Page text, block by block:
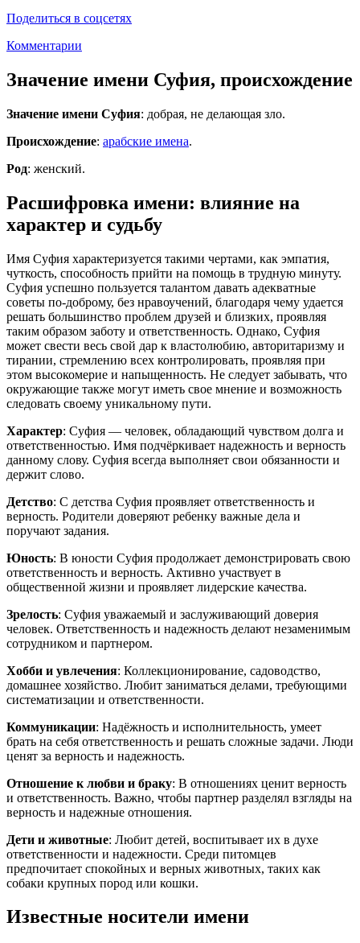
Поделиться в соцсетях
Комментарии
Значение имени Суфия, происхождение
Значение имени Суфия: добрая, не делающая зло.
Происхождение: арабские имена.
Род: женский.
Расшифровка имени: влияние на
характер и судьбу
Имя Суфия характеризуется такими чертами, как эмпатия,
чуткость, способность прийти на помощь в трудную минуту.
Суфия успешно пользуется талантом давать адекватные
советы по-доброму, без нравоучений, благодаря чему удается
решать большинство проблем друзей и близких, проявляя
таким образом заботу и ответственность. Однако, Суфия
может свести весь свой дар к властолюбию, авторитаризму и
тирании, стремлению всех контролировать, проявляя при
этом высокомерие и напыщенность. Не следует забывать, что
окружающие также могут иметь свое мнение и возможность
следовать своему уникальному пути.
Характер: Суфия — человек, обладающий чувством долга и
ответственностью. Имя подчёркивает надежность и верность
данному слову. Суфия всегда выполняет свои обязанности и
держит слово.
Детство: С детства Суфия проявляет ответственность и
верность. Родители доверяют ребенку важные дела и
поручают задания.
Юность: В юности Суфия продолжает демонстрировать свою
ответственность и верность. Активно участвует в
общественной жизни и проявляет лидерские качества.
Зрелость: Суфия уважаемый и заслуживающий доверия
человек. Ответственность и надежность делают незаменимым
сотрудником и партнером.
Хобби и увлечения: Коллекционирование, садоводство,
домашнее хозяйство. Любит заниматься делами, требующими
систематизации и ответственности.
Коммуникации: Надёжность и исполнительность, умеет
брать на себя ответственность и решать сложные задачи. Люди
ценят за верность и надежность.
Отношение к любви и браку: В отношениях ценит верность
и ответственность. Важно, чтобы партнер разделял взгляды на
верность и надежные отношения.
Дети и животные: Любит детей, воспитывает их в духе
ответственности и надежности. Среди питомцев
предпочитает спокойных и верных животных, таких как
собаки крупных пород или кошки.
Известные носители имени